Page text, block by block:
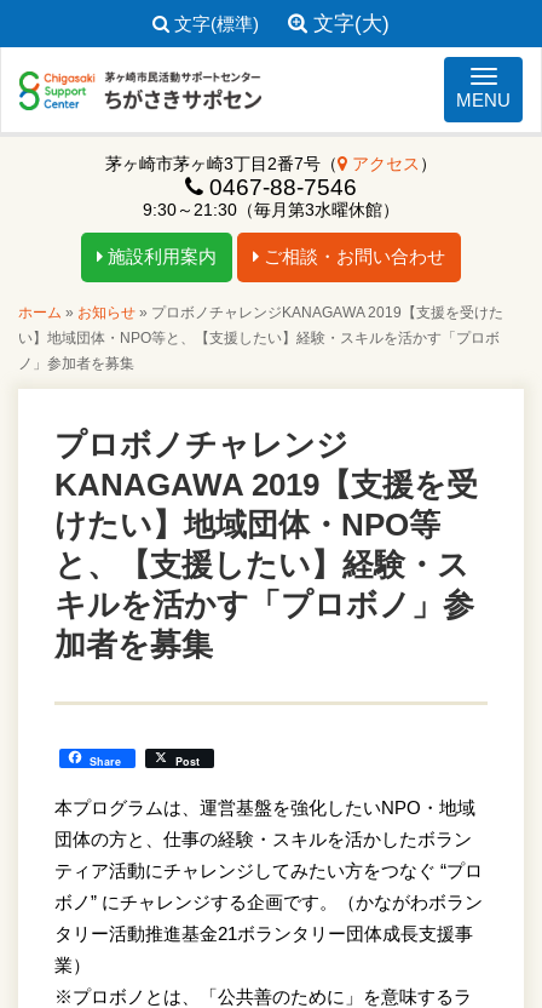
文字(標準) 文字(大)
ナビゲ
MENU
茅ヶ崎市茅ヶ崎3丁目2番7号（ アクセス ）
0467-88-7546
9:30～21:30（毎月第3水曜休館）
施設利用案内 ご相談・お問い合わせ
ホーム » お知らせ » プロボノチャレンジKANAGAWA 2019【支援を受けた
い】地域団体・NPO等と、【支援したい】経験・スキルを活かす「プロボ
ノ」参加者を募集
プロボノチャレンジ
KANAGAWA 2019【支援を受
けたい】地域団体・NPO等
と、【支援したい】経験・ス
キルを活かす「プロボノ」参
加者を募集
Share Post
本プログラムは、運営基盤を強化したいNPO・地域
団体の方と、仕事の経験・スキルを活かしたボラン
ティア活動にチャレンジしてみたい方をつなぐ “プロ
ボノ” にチャレンジする企画です。（かながわボラン
タリー活動推進基金21ボランタリー団体成長支援事
業）
※プロボノとは、「公共善のために」を意味するラ